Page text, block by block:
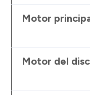
Motor
Motor del